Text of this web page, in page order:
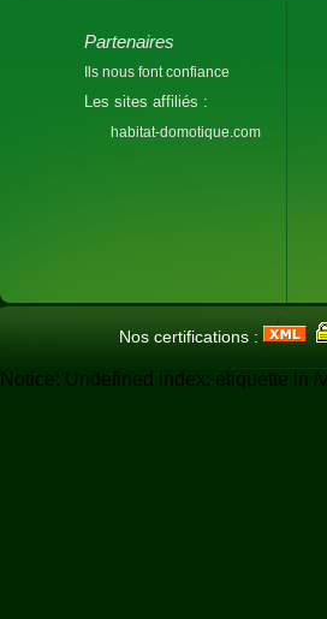
Partenaires
Ils nous font confiance
Les sites affiliés :
habitat-domotique.com
Nos certifications :
Notice: Undefined index: etiquette in